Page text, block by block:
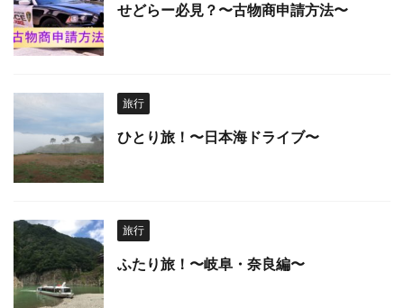
せどらー必見？〜古物商申請方法〜
旅行
ひとり旅！〜日本海ドライブ〜
旅行
ふたり旅！〜岐阜・奈良編〜